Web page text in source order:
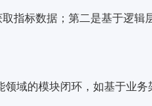
指标数据；第二是基于逻
领域的模块闭环，如基于业